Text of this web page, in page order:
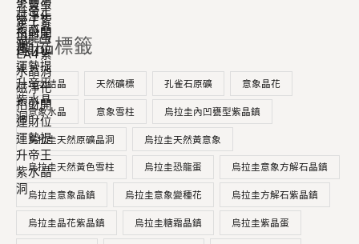
0
。
0
。
7
,
2
8
。
4
,
8
8
0
。
商品標籤
二次結晶 天然礦標 孔雀石原礦 意象晶花
意象水晶 意象雪柱 烏拉圭內凹甕型紫晶鎮
烏拉圭天然原礦晶洞 烏拉圭天然黃意象
烏拉圭天然黃色雪柱 烏拉圭恐龍蛋 烏拉圭意象方解石晶鎮
烏拉圭意象晶鎮 烏拉圭意象變種花 烏拉圭方解石紫晶鎮
烏拉圭晶花紫晶鎮 烏拉圭糖霜晶鎮 烏拉圭紫晶蛋